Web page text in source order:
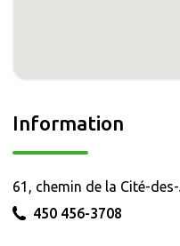
Information
61, chemin de la Cité-
450 456-3708